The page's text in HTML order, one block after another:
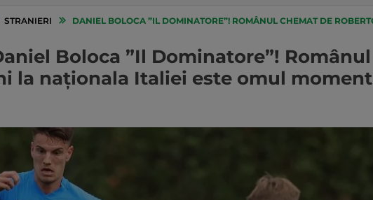
STRANIERI DANIEL BOLOCA ”IL DOMINATORE”! ROMÂNUL CHEMAT DE ROBERTO MANCINI LA NAȚIONALA
Boloca ”Il Dominatore”!
la naționala Italiei este omul